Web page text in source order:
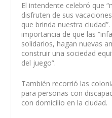
El intendente celebró que
disfruten de sus
que brinda nuestra
importancia de que las
solidarios, hagan nuevas
construir una sociedad
del juego”.
También recorrió las
para personas con
con domicilio en la ciudad.